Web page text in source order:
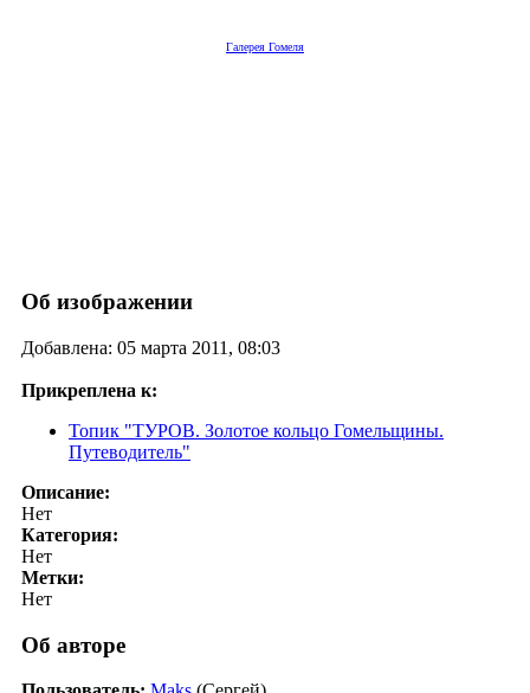
Галерея Гомеля
Об изображении
Добавлена: 05 марта 2011, 08:03
Прикреплена к:
Топик "ТУРОВ. Золотое кольцо Гомельщины.
Путеводитель"
Описание:
Нет
Категория:
Нет
Метки:
Нет
Об авторе